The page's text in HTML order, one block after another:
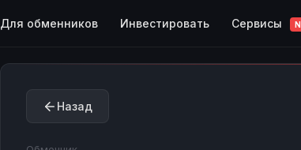
Для обменников Инвестировать Сервисы
Назад